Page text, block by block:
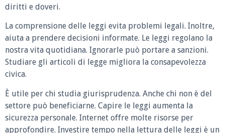
diritti e doveri.
La comprensione delle leggi evita problemi legali. Inoltre,
aiuta a prendere decisioni informate. Le leggi regolano la
nostra vita quotidiana. Ignorarle può portare a sanzioni.
Studiare gli articoli di legge migliora la consapevolezza
civica.
È utile per chi studia giurisprudenza. Anche chi non è del
settore può beneficiarne. Capire le leggi aumenta la
sicurezza personale. Internet offre molte risorse per
approfondire. Investire tempo nella lettura delle leggi è un